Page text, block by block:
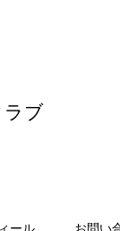
ラブ